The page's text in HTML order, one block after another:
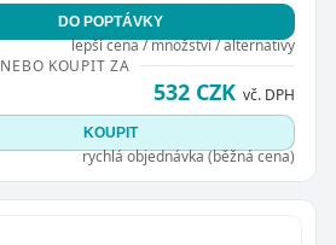
DO POPTÁVKY
lepší cena / množství / alternativy
NEBO KOUPIT ZA
532 CZK vč. DPH
KOUPIT
rychlá objednávka (běžná cena)